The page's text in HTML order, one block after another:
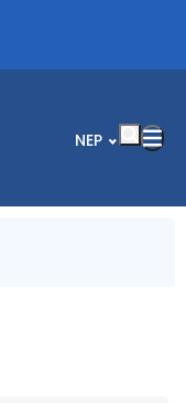
भाषा चयन गर्नुहोस्
NEP